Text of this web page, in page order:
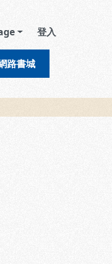
登入
路書城